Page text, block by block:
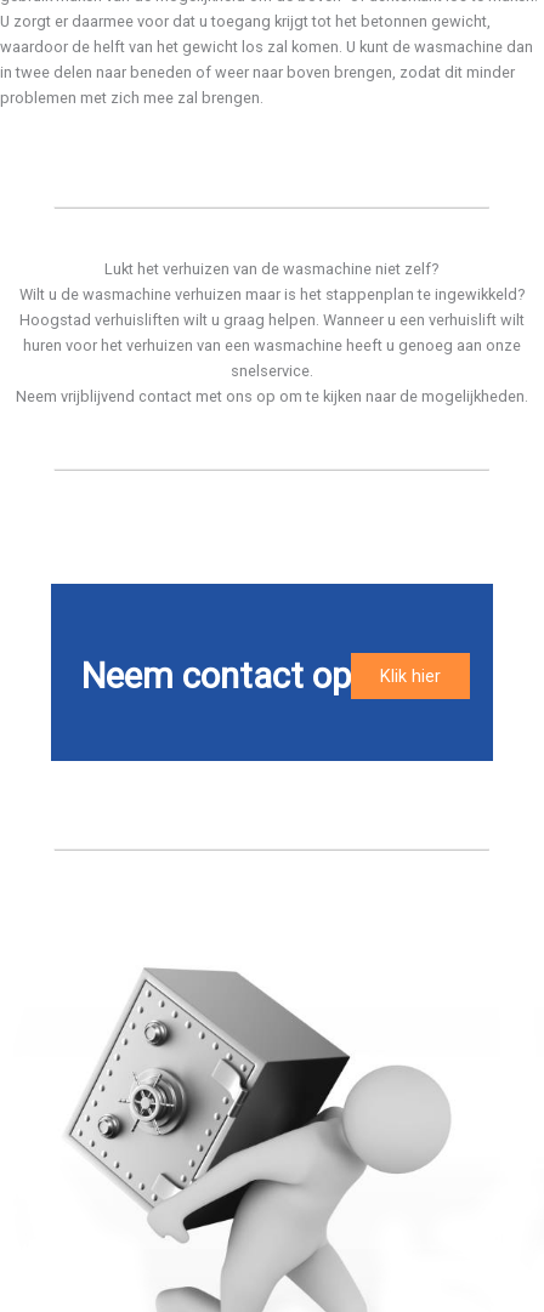
U zorgt er daarmee voor dat u toegang krijgt tot het betonnen gewicht,
waardoor de helft van het gewicht los zal komen. U kunt de wasmachine dan
in twee delen naar beneden of weer naar boven brengen, zodat dit minder
problemen met zich mee zal brengen.
Lukt het verhuizen van de wasmachine niet zelf?
Wilt u de wasmachine verhuizen maar is het stappenplan te ingewikkeld?
Hoogstad verhuisliften wilt u graag helpen. Wanneer u een verhuislift wilt
huren voor het verhuizen van een wasmachine heeft u genoeg aan onze
snelservice.
Neem vrijblijvend contact met ons op om te kijken naar de mogelijkheden.
Neem contact op Klik hier